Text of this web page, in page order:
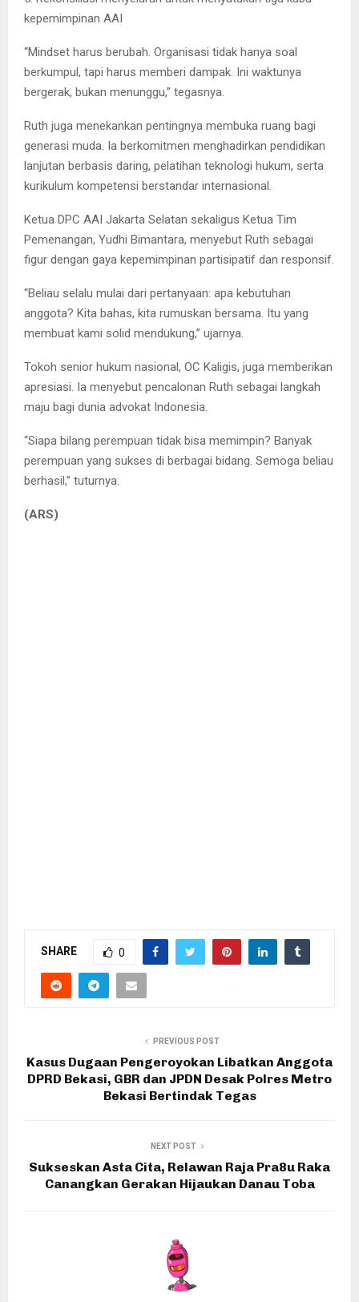
kepemimpinan AAI
“Mindset harus berubah. Organisasi tidak hanya soal
berkumpul, tapi harus memberi dampak. Ini waktunya
bergerak, bukan menunggu,” tegasnya.
Ruth juga menekankan pentingnya membuka ruang bagi
generasi muda. Ia berkomitmen menghadirkan pendidikan
lanjutan berbasis daring, pelatihan teknologi hukum, serta
kurikulum kompetensi berstandar internasional.
Ketua DPC AAI Jakarta Selatan sekaligus Ketua Tim
Pemenangan, Yudhi Bimantara, menyebut Ruth sebagai
figur dengan gaya kepemimpinan partisipatif dan responsif.
“Beliau selalu mulai dari pertanyaan: apa kebutuhan
anggota? Kita bahas, kita rumuskan bersama. Itu yang
membuat kami solid mendukung,” ujarnya.
Tokoh senior hukum nasional, OC Kaligis, juga memberikan
apresiasi. Ia menyebut pencalonan Ruth sebagai langkah
maju bagi dunia advokat Indonesia.
“Siapa bilang perempuan tidak bisa memimpin? Banyak
perempuan yang sukses di berbagai bidang. Semoga beliau
berhasil,” tuturnya.
(ARS)
SHARE 0
PREVIOUS POST
Kasus Dugaan Pengeroyokan Libatkan Anggota
DPRD Bekasi, GBR dan JPDN Desak Polres Metro
Bekasi Bertindak Tegas
NEXT POST
Sukseskan Asta Cita, Relawan Raja Pra8u Raka
Canangkan Gerakan Hijaukan Danau Toba